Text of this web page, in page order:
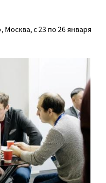
с 23 по 26 января